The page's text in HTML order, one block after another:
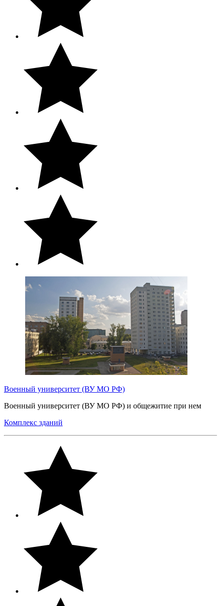
Военный университет (ВУ МО РФ)
Военный университет (ВУ МО РФ) и общежитие при нем
Комплекс зданий